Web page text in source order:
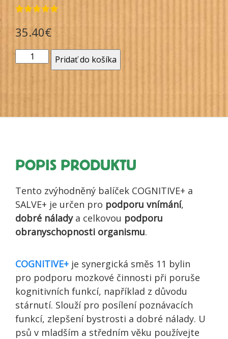
5.00
z 5 na
základe
recenzií
35.40€
množstvo
ZVÝHODNĚNÝ
SALVE+
Pridať do košíka
POPIS PRODUKTU
Tento zvýhodněný balíček COGNITIVE+ a
SALVE+ je určen pro podporu vnímání,
dobré náladya celkovou podporu
obranyschopnosti organismu.
COGNITIVE+ je synergická směs 11 bylin
pro podporu mozkové činnosti při poruše
kognitivních funkcí, například z důvodu
stárnutí. Slouží pro posílení poznávacích
funkcí, zlepšení bystrosti a dobré nálady. U
psů v mladším a středním věku používejte